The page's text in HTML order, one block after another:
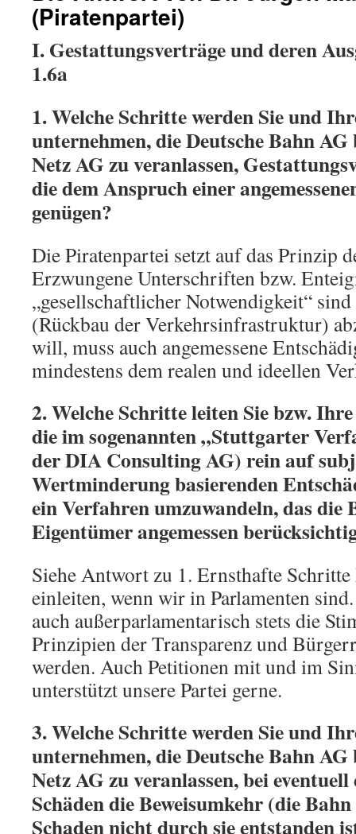
(Piratenpartei)
I. Gestattungsverträge und deren
1.6a
1. Welche Schritte werden Sie und
unternehmen, die Deutsche Bahn
Netz AG zu veranlassen,
die dem Anspruch einer
genügen?
Die Piratenpartei setzt auf das Prinzip
Erzwungene Unterschriften bzw.
„gesellschaftlicher Notwendigkeit“
(Rückbau der Verkehrsinfrastruktur)
will, muss auch angemessene
mindestens dem realen und ideellen
2. Welche Schritte leiten Sie bzw.
die im sogenannten „Stuttgarter
der DIA Consulting AG) rein auf
Wertminderung basierenden
ein Verfahren umzuwandeln, das die
Eigentümer angemessen
Siehe Antwort zu 1. Ernsthafte
einleiten, wenn wir in Parlamenten
auch außerparlamentarisch stets die
Prinzipien der Transparenz und
werden. Auch Petitionen mit und im
unterstützt unsere Partei gerne.
3. Welche Schritte werden Sie und
unternehmen, die Deutsche Bahn
Netz AG zu veranlassen, bei
Schäden die Beweisumkehr (die
Schaden nicht durch sie entstanden